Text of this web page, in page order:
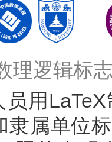
理逻辑标
用
隶属单位